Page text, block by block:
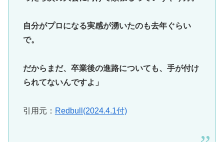
自分がプロになる実感が湧いたのも去年ぐらい
で。
だからまだ、卒業後の進路についても、手が付け
られてないんですよ」
引用元： Redbull(2024.4.1付)